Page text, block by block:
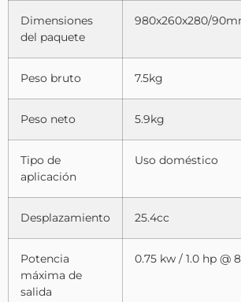
Dimensiones
del paquete
980x260x280/
Peso bruto 7.5kg
Peso neto 5.9kg
Tipo de
aplicación
Uso doméstico
Desplazamiento 25.4cc
Potencia
máxima de
salida
0.75 kw / 1.0 hp @